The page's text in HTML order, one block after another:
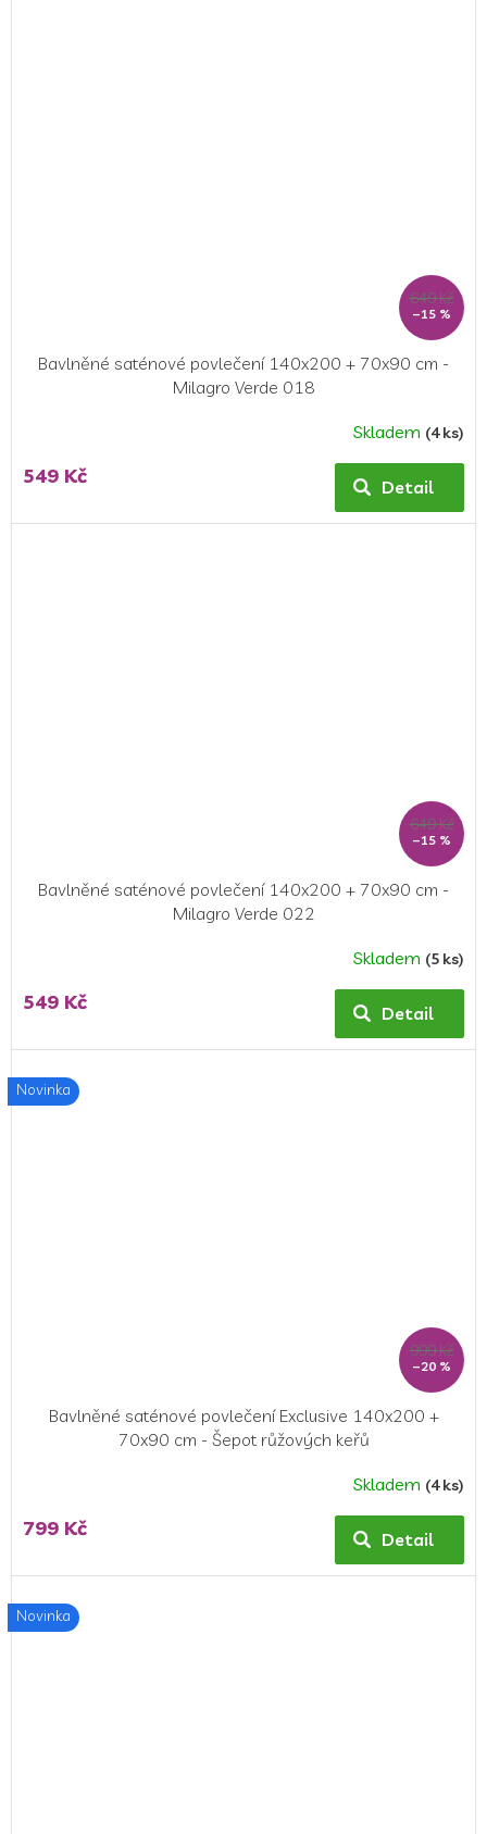
649 Kč
–15 %
Bavlněné saténové povlečení 140x200 + 70x90 cm -
Milagro Verde 018
Skladem (4 ks)
549 Kč Detail
649 Kč
–15 %
Bavlněné saténové povlečení 140x200 + 70x90 cm -
Milagro Verde 022
Skladem (5 ks)
549 Kč Detail
Novinka
999 Kč
–20 %
Bavlněné saténové povlečení Exclusive 140x200 +
70x90 cm - Šepot růžových keřů
Skladem (4 ks)
799 Kč Detail
Novinka